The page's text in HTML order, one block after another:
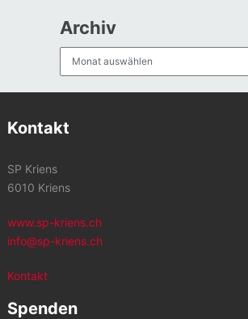
Archiv
Kontakt
SP Kriens
6010 Kriens
www.sp-kriens.ch
info@sp-kriens.ch
Kontakt
Spenden